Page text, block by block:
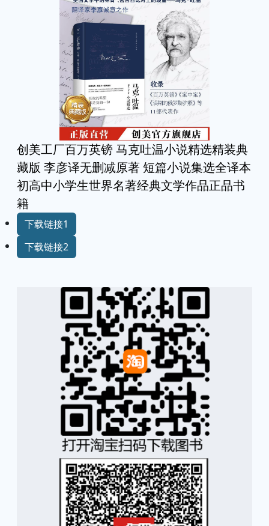
创美工厂百万英镑 马克吐温小说精选精装典
藏版 李彦译无删减原著 短篇小说集选全译本
初高中小学生世界名著经典文学作品正品书
籍
下载链接1
下载链接2